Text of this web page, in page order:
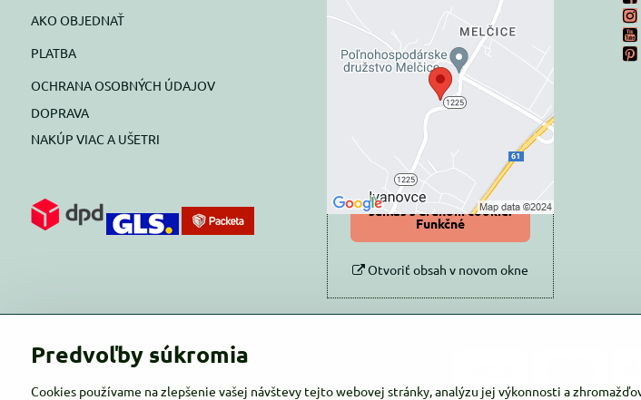
AKO OBJEDNAŤ
PLATBA
OCHRANA OSOBNÝCH ÚDAJOV
DOPRAVA
NAKÚP VIAC A UŠETRI
Externý obsah je
blokovaný Voľbami
súkromia
Prajete si načítať externý obsah?
Povoliť tentokrát
Povoliť a zapamätať -
súhlas s druhom cookie:
Funkčné
Otvoriť obsah v novom okne
Predvoľby súkromia
Cookies používame na zlepšenie vašej návštevy tejto webovej stránky, analýzu jej výkonnosti a